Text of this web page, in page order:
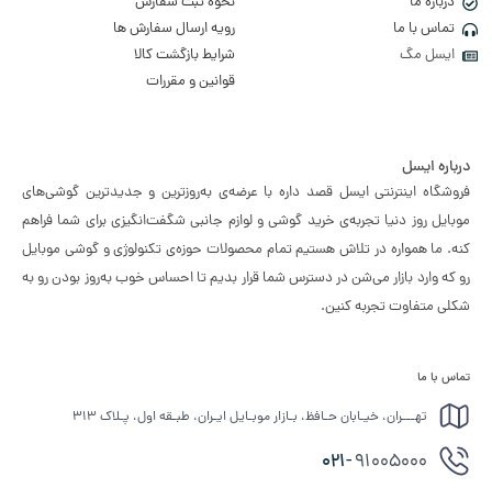
تماس با ما
ایسل مگ
رویه ارسال سفارش ها
شرایط بازگشت کالا
قوانین و مقررات
درباره ایسل
فروشگاه اینترنتی ایسل قصد داره با عرضه‌ی به‌روزترین و جدیدترین گوشی‌های
موبایل روز دنیا تجربه‌ی خرید گوشی و لوازم جانبی شگفت‌انگیزی برای شما فراهم
کنه. ما همواره در تلاش هستیم تمام محصولات حوزه‌ی تکنولوژی و گوشی موبایل
رو که وارد بازار می‌شن در دسترس شما قرار بدیم تا احساس خوب به‌روز بودن رو به
شکلی متفاوت تجربه کنین.
تماس با ما
تهـــران، خیـابان حـافظ، بـازار موبـایل ایـران، طبـقه اول، پـلاک ۳۱۳
021-91005000